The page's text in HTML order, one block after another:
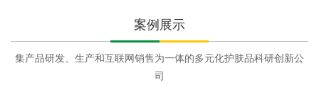
案例展示
集产品研发、生产和互联网销售为一体的多元化护肤品科研创新公
司